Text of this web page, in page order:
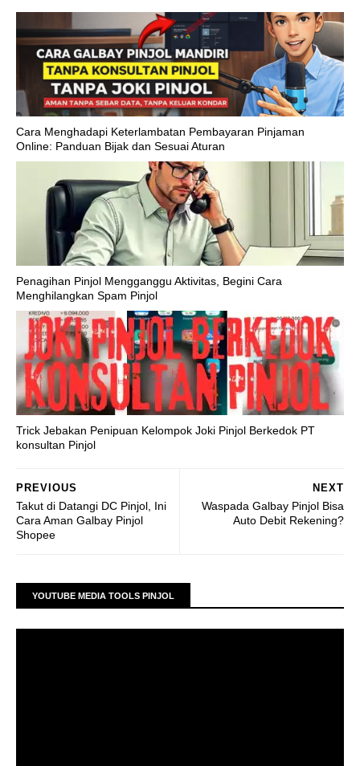
Cara Menghadapi Keterlambatan Pembayaran Pinjaman
Online: Panduan Bijak dan Sesuai Aturan
Penagihan Pinjol Mengganggu Aktivitas, Begini Cara
Menghilangkan Spam Pinjol
Trick Jebakan Penipuan Kelompok Joki Pinjol Berkedok PT
konsultan Pinjol
NEXT
Waspada Galbay Pinjol Bisa
Auto Debit Rekening?
PREVIOUS
Takut di Datangi DC Pinjol, Ini
Cara Aman Galbay Pinjol
Shopee
YOUTUBE MEDIA TOOLS PINJOL